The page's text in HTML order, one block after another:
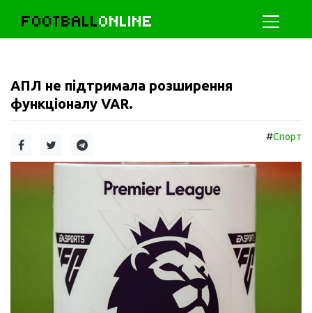
FOOTBALLONLINE
АПЛ не підтримала розширення
функціоналу VAR.
#Спорт